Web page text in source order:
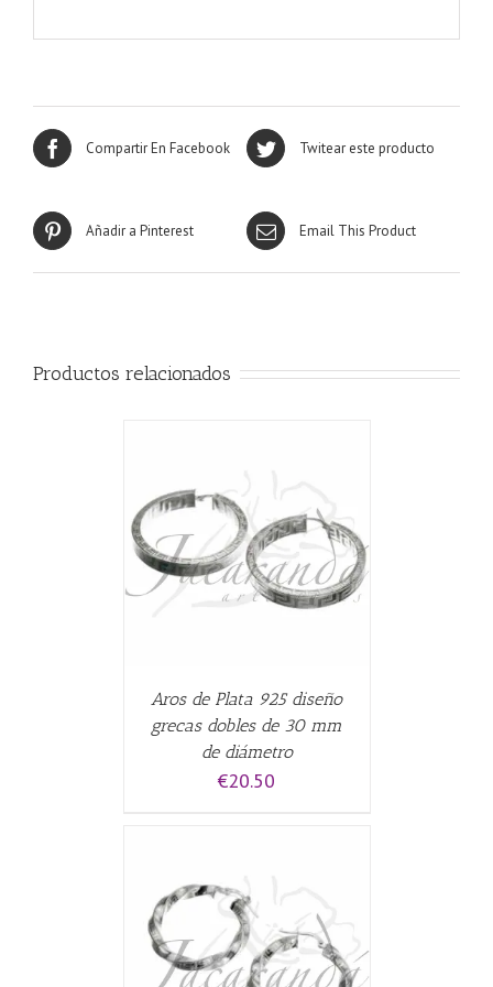
Compartir En Facebook Twitear este producto
Añadir a Pinterest Email This Product
Productos relacionados
Aros de Plata 925 diseño
grecas dobles de 30 mm
de diámetro
€20.50